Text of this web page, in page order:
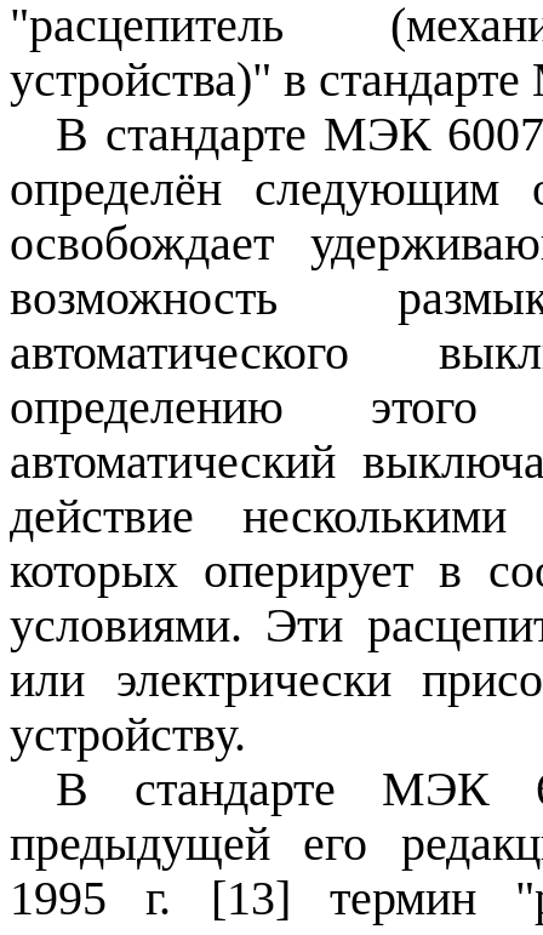
"расцепитель
устройства)" в
В стандарте МЭК
определён следующим
освобождает
возможность
автоматического
определению
автоматический
действие
которых оперирует в
условиями. Эти
или электрически
устройству.
В стандарте МЭК
предыдущей его
1995 г. [13] термин